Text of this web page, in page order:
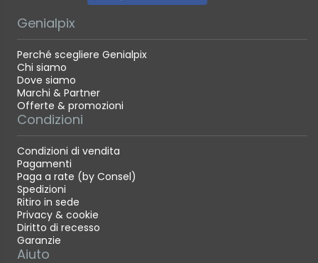
Genialpix
Perché scegliere Genialpix
Chi siamo
Dove siamo
Marchi & Partner
Offerte & promozioni
Condizioni
Condizioni di vendita
Pagamenti
Paga a rate (by Consel)
Spedizioni
Ritiro in sede
Privacy & cookie
Diritto di recesso
Garanzie
Aiuto